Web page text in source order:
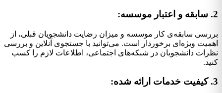
2. سابقه و اعتبار موسسه:
بررسی سابقه‌ی کار موسسه و میزان رضایت دانشجویان قبلی، از
اهمیت ویژه‌ای برخوردار است. می‌توانید با جستجوی آنلاین و بررسی
نظرات دانشجویان در شبکه‌های اجتماعی، اطلاعات لازم را کسب
کنید.
3. کیفیت خدمات ارائه شده: